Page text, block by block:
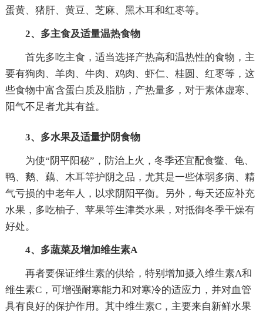
蛋黄、猪肝、黄豆、芝麻、黑木耳和红枣等。
2、多主食及适量温热食物
首先多吃主食，适当选择产热高和温热性的食物，主
要有狗肉、羊肉、牛肉、鸡肉、虾仁、桂圆、红枣等，这
些食物中富含蛋白质及脂肪，产热量多，对于素体虚寒、
阳气不足者尤其有益。
3、多水果及适量护阴食物
为使“阴平阳秘”，防治上火，冬季还宜配食鳖、龟、
鸭、鹅、藕、木耳等护阴之品，尤其是一些体弱多病、精
气亏损的中老年人，以求阴阳平衡。另外，每天还应补充
水果，多吃柚子、苹果等生津类水果，对抵御冬季干燥有
好处。
4、多蔬菜及增加维生素A
再者要保证维生素的供给，特别增加摄入维生素A和
维生素C，可增强耐寒能力和对寒冷的适应力，并对血管
具有良好的保护作用。其中维生素C，主要来自新鲜水果